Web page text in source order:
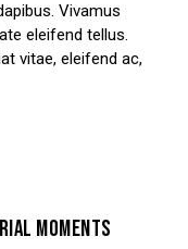
Vivamus
eleifend tellus.
vitae, eleifend ac,
MOMENTS